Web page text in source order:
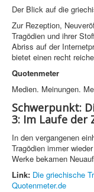
Der Blick auf die
Zur Rezeption,
Tragödien und ihrer
Abriss auf der
bietet einen recht
Quotenmeter
Medien. Meinungen.
Schwerpunkt:
3: Im Laufe der
In den vergangenen
Tragödien immer
Werke bekamen
Link: Die griechische
Quotenmeter.de